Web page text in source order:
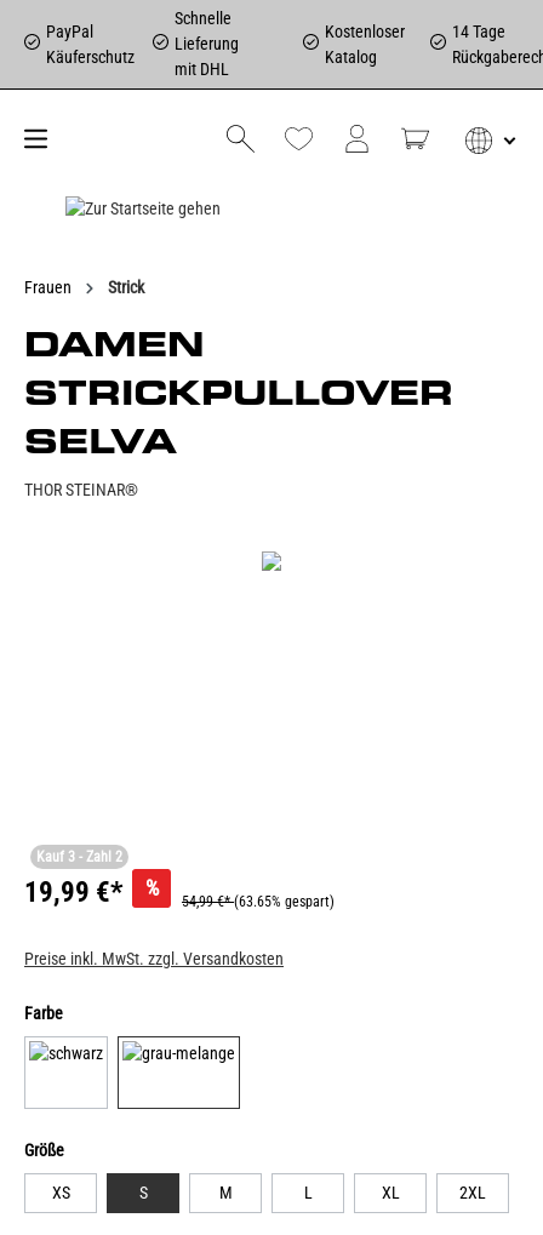
PayPal
Käuferschutz
Schnelle
Lieferung
mit DHL
Kostenloser
Katalog
14 Tage
Frauen Strick
DAMEN
STRICKPULLOVER
SELVA
THOR STEINAR®
Kauf 3 - Zahl 2
19,99 €* %
54,99 €*(63.65% gespart)
Preise inkl. MwSt. zzgl. Versandkosten
Farbe
Größe
XS S M L XL 2XL